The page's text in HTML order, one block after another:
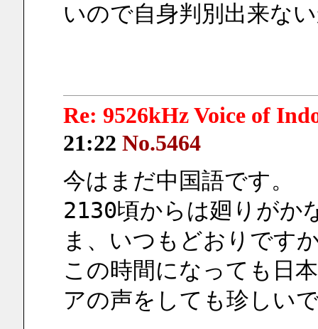
いので自身判別出来な
Re: 9526kHz Voice of
21:22 No.5464
今はまだ中国語です。
2130頃からは廻りがか
ま、いつもどおりです
この時間になっても日
アの声をしても珍しい